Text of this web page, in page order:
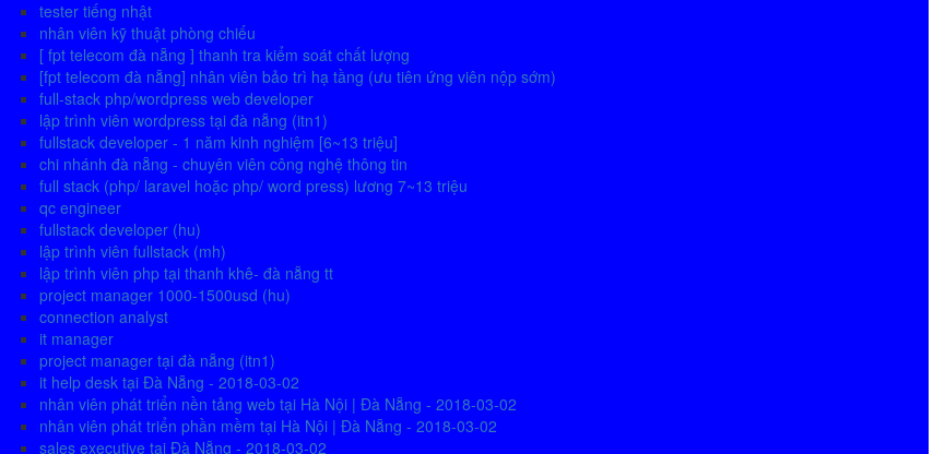
tester tiếng nhật
nhân viên kỹ thuật phòng chiếu
[ fpt telecom đà nẵng ] thanh tra kiểm soát chất lượng
[fpt telecom đà nẵng] nhân viên bảo trì hạ tầng (ưu tiên ứng viên nộp sớm)
full-stack php/wordpress web developer
lập trình viên wordpress tại đà nẵng (itn1)
fullstack developer - 1 năm kinh nghiệm [6~13 triệu]
chi nhánh đà nẵng - chuyên viên công nghệ thông tin
full stack (php/ laravel hoặc php/ word press) lương 7~13 triệu
qc engineer
fullstack developer (hu)
lập trình viên fullstack (mh)
lập trình viên php tại thanh khê- đà nẵng tt
project manager 1000-1500usd (hu)
connection analyst
it manager
project manager tại đà nẵng (itn1)
it help desk tại Đà Nẵng - 2018-03-02
nhân viên phát triển nền tảng web tại Hà Nội | Đà Nẵng - 2018-03-02
nhân viên phát triển phần mềm tại Hà Nội | Đà Nẵng - 2018-03-02
sales executive tại Đà Nẵng - 2018-03-02